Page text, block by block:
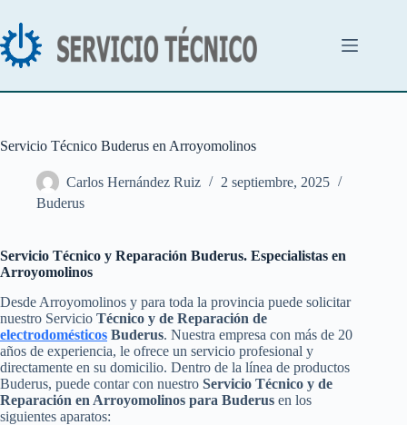
contenido
Servicio Técnico Buderus en Arroyomolinos
Carlos Hernández Ruiz
2 septiembre, 2025
Buderus
Servicio Técnico y Reparación Buderus. Especialistas en
Arroyomolinos
Desde Arroyomolinos y para toda la provincia puede solicitar
nuestro Servicio Técnico y de Reparación de
electrodomésticos Buderus. Nuestra empresa con más de 20
años de experiencia, le ofrece un servicio profesional y
directamente en su domicilio. Dentro de la línea de productos
Buderus, puede contar con nuestro Servicio Técnico y de
Reparación en Arroyomolinos para Buderus en los
siguientes aparatos: